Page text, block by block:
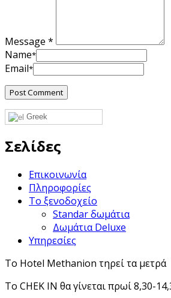
Message *
Name*
Email*
Greek
Σελίδες
Επικοινωνία
Πληροφορίες
Το ξενοδοχείο
Standar δωμάτια
Δωμάτια Deluxe
Υπηρεσίες
Το Hotel Methanion τηρεί τα μετρά
Το CHEK IN θα γίνεται πρωί 8,30-